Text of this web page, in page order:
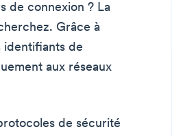
de connexion ? La
Grâce à
identifiants de
aux réseaux
de sécurité